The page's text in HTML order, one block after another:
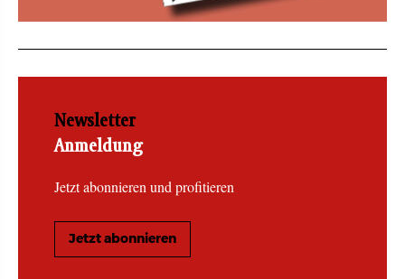
Newsletter
Anmeldung
Jetzt abonnieren und profitieren
Jetzt abonnieren